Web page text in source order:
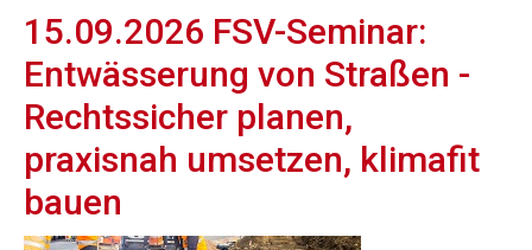
15.09.2026 FSV-Seminar:
Entwässerung von Straßen -
Rechtssicher planen,
praxisnah umsetzen, klimafit
bauen